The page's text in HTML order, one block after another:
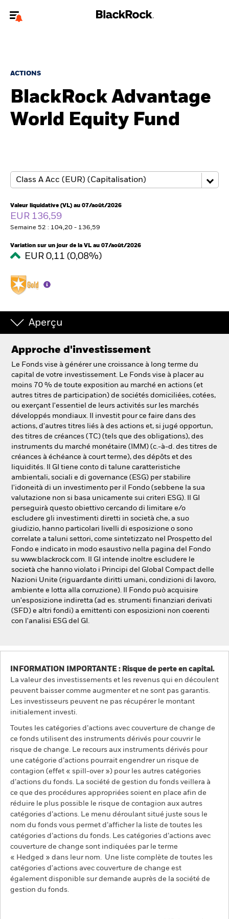
Nous connaître
Produits
Education
Particuliers
France
iShares
ACTIONS
BlackRock Advantage
World Equity Fund
Valeur liquidative (VL) au 07/août/2026
EUR 136,59
Semaine 52 : 104,20 - 136,59
Variation sur un jour de la VL au 07/août/2026
EUR 0,11 (0,08%)
Aperçu
Approche d'investissement
Le Fonds vise à générer une croissance à long terme du
capital de votre investissement. Le Fonds vise à placer au
moins 70 % de toute exposition au marché en actions (et
autres titres de participation) de sociétés domiciliées, cotées,
ou exerçant l'essentiel de leurs activités sur les marchés
développés mondiaux. Il investit pour ce faire dans des
actions, d'autres titres liés à des actions et, si jugé opportun,
des titres de créances (TC) (tels que des obligations), des
instruments du marché monétaire (IMM) (c.-à-d. des titres de
créances à échéance à court terme), des dépôts et des
liquidités. Il GI tiene conto di talune caratteristiche
ambientali, sociali e di governance (ESG) per stabilire
l'idoneità di un investimento per il Fondo (sebbene la sua
valutazione non si basa unicamente sui criteri ESG). Il GI
perseguirà questo obiettivo cercando di limitare e/o
escludere gli investimenti diretti in società che, a suo
giudizio, hanno particolari livelli di esposizione o sono
correlate a taluni settori, come sintetizzato nel Prospetto del
Fondo e indicato in modo esaustivo nella pagina del Fondo
su www.blackrock.com. Il GI intende inoltre escludere le
società che hanno violato i Principi del Global Compact delle
Nazioni Unite (riguardante diritti umani, condizioni di lavoro,
ambiente e lotta alla corruzione). Il Fondo può acquisire
un'esposizione indiretta (ad es. strumenti finanziari derivati
(SFD) e altri fondi) a emittenti con esposizioni non coerenti
con l'analisi ESG del GI.
INFORMATION IMPORTANTE : Risque de perte en capital.
La valeur des investissements et les revenus qui en découlent
peuvent baisser comme augmenter et ne sont pas garantis.
Les investisseurs peuvent ne pas récupérer le montant
initialement investi.
Toutes les catégories d’actions avec couverture de change de
ce fonds utilisent des instruments dérivés pour couvrir le
risque de change. Le recours aux instruments dérivés pour
une catégorie d’actions pourrait engendrer un risque de
contagion (effet « spill-over ») pour les autres catégories
d’actions du fonds. La société de gestion du fonds veillera à
ce que des procédures appropriées soient en place afin de
réduire le plus possible le risque de contagion aux autres
catégories d’actions. Le menu déroulant situé juste sous le
nom du fonds vous permet d’afficher la liste de toutes les
catégories d’actions du fonds. Les catégories d’actions avec
couverture de change sont indiquées par le terme
« Hedged » dans leur nom. Une liste complète de toutes les
catégories d'actions avec couverture de change est
également disponible sur demande auprès de la société de
gestion du fonds.